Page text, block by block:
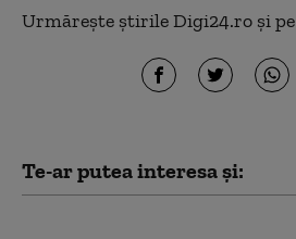
Urmărește știrile Digi24.ro și pe
Te-ar putea interesa și: